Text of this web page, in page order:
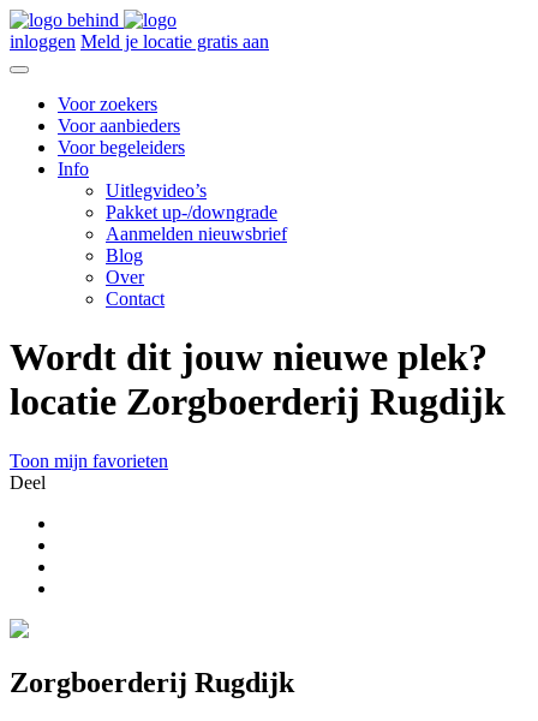
inloggen Meld je locatie gratis aan
Voor zoekers
Voor aanbieders
Voor begeleiders
Info
Uitlegvideo’s
Pakket up-/downgrade
Aanmelden nieuwsbrief
Blog
Over
Contact
Wordt dit jouw nieuwe plek?
locatie Zorgboerderij Rugdijk
Toon mijn favorieten
Deel
Zorgboerderij Rugdijk